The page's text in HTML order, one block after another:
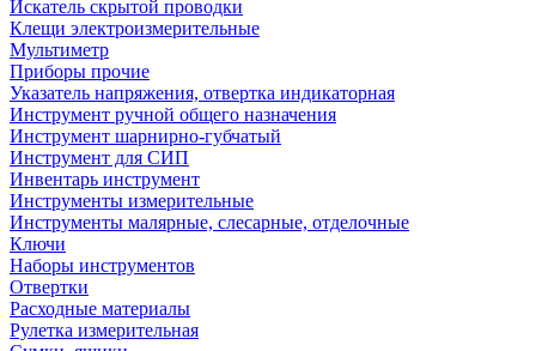
Искатель скрытой проводки
Клещи электроизмерительные
Мультиметр
Приборы прочие
Указатель напряжения, отвертка индикаторная
Инструмент ручной общего назначения
Инструмент шарнирно-губчатый
Инструмент для СИП
Инвентарь инструмент
Инструменты измерительные
Инструменты малярные, слесарные, отделочные
Ключи
Наборы инструментов
Отвертки
Расходные материалы
Рулетка измерительная